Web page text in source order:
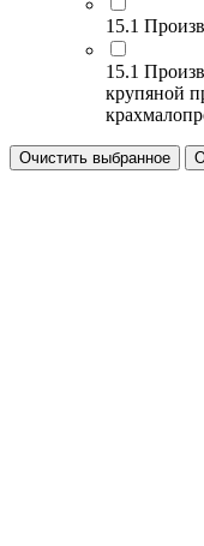
15.1
15.1
крупяной